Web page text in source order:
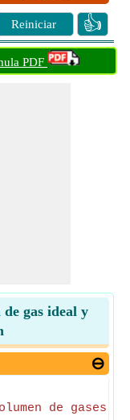
Reiniciar 👍
PDF
gas ideal y
de gases